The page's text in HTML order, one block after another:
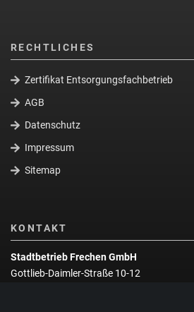
RECHTLICHES
Zertifikat Entsorgungsfachbetrieb
AGB
Datenschutz
Impressum
Sitemap
KONTAKT
Stadtbetrieb Frechen GmbH
Gottlieb-Daimler-Straße 10-12